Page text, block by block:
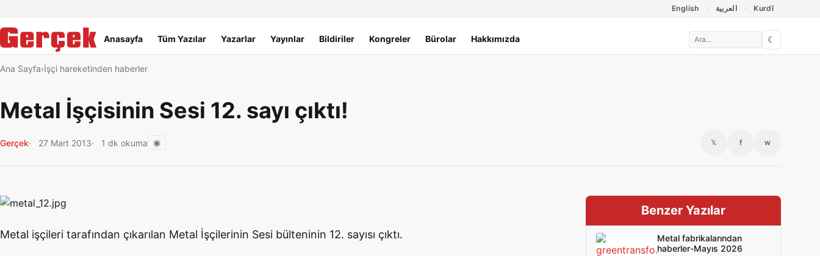
English العربية Kurdî
Ana menü
Anasayfa Tüm Yazılar Yazarlar Yayınlar Bildiriler Kongreler Bürolar Hakkımızda ☾
Ana Sayfa İşçi hareketinden haberler
Metal İşçisinin Sesi 12. sayı çıktı!
Gerçek 27 Mart 2013 1 dk okuma ◉ 𝕏 f w
Metal işçileri tarafından çıkarılan Metal İşçilerinin Sesi bülteninin 12. sayısı çıktı.
Benzer Yazılar
Metal fabrikalarından
haberler-Mayıs 2026